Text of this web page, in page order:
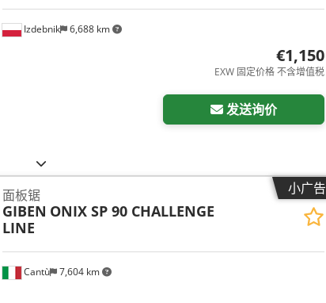
Izdebnik 6,688 km
€1,150
EXW 固定价格 不含增值税
发送询价
小广告
Cantù 7,604 km
面板锯
GIBEN ONIX SP 90 CHALLENGE
LINE